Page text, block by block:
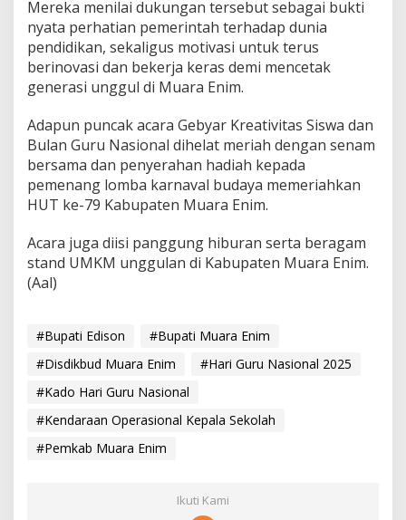
Mereka menilai dukungan tersebut sebagai bukti
nyata perhatian pemerintah terhadap dunia
pendidikan, sekaligus motivasi untuk terus
berinovasi dan bekerja keras demi mencetak
generasi unggul di Muara Enim.
Adapun puncak acara Gebyar Kreativitas Siswa dan
Bulan Guru Nasional dihelat meriah dengan senam
bersama dan penyerahan hadiah kepada
pemenang lomba karnaval budaya memeriahkan
HUT ke-79 Kabupaten Muara Enim.
Acara juga diisi panggung hiburan serta beragam
stand UMKM unggulan di Kabupaten Muara Enim.
(Aal)
#Bupati Edison
#Bupati Muara Enim
#Disdikbud Muara Enim
#Hari Guru Nasional 2025
#Kado Hari Guru Nasional
#Kendaraan Operasional Kepala Sekolah
#Pemkab Muara Enim
Ikuti Kami